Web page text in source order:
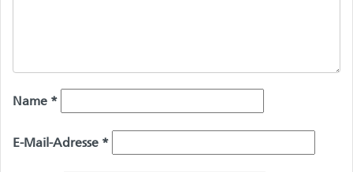
Name *
E-Mail-Adresse *